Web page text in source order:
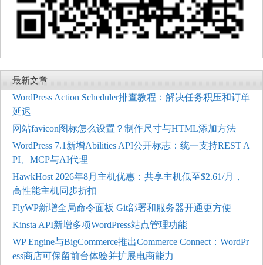
最新文章
WordPress Action Scheduler排查教程：解决任务积压和订单
延迟
网站favicon图标怎么设置？制作尺寸与HTML添加方法
WordPress 7.1新增Abilities API公开标志：统一支持REST A
PI、MCP与AI代理
HawkHost 2026年8月主机优惠：共享主机低至$2.61/月，
高性能主机同步折扣
FlyWP新增全局命令面板 Git部署和服务器开通更方便
Kinsta API新增多项WordPress站点管理功能
WP Engine与BigCommerce推出Commerce Connect：WordPr
ess商店可保留前台体验并扩展电商能力